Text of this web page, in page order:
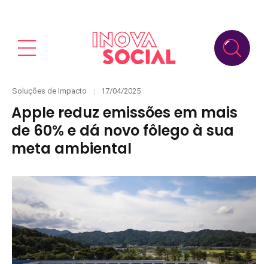
Categories
Soluções de Impacto
Posted
17/04/2025
Apple reduz emissões em mais
de 60% e dá novo fôlego à sua
meta ambiental